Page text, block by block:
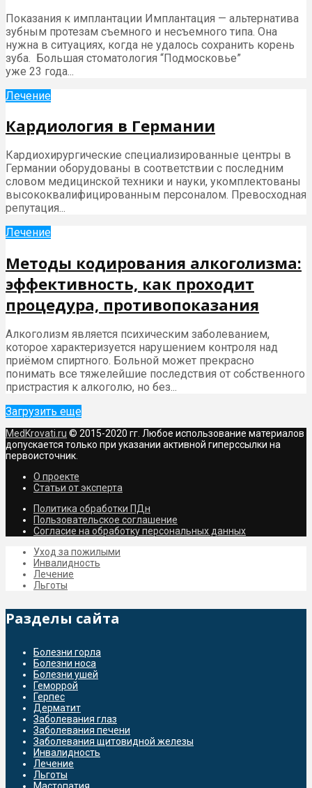
Показания к имплантации Имплантация — альтернатива
зубным протезам съемного и несъемного типа. Она
нужна в ситуациях, когда не удалось сохранить корень
зуба. Большая стоматология “Подмосковье”
уже 23 года...
Лечение
Кардиология в Германии
Кардиохирургические специализированные центры в
Германии оборудованы в соответствии с последним
словом медицинской техники и науки, укомплектованы
высококвалифицированным персоналом. Превосходная
репутация...
Лечение
Методы кодирования алкоголизма:
эффективность, как проходит
процедура, противопоказания
Алкоголизм является психическим заболеванием,
которое характеризуется нарушением контроля над
приёмом спиртного. Больной может прекрасно
понимать все тяжелейшие последствия от собственного
пристрастия к алкоголю, но без...
Загрузить еще
MedKrovati.ru © 2015-2020 гг. Любое использование материалов
допускается только при указании активной гиперссылки на
первоисточник.
О проекте
Статьи от эксперта
Политика обработки ПДн
Пользовательское соглашение
Согласие на обработку персональных данных
Уход за пожилыми
Инвалидность
Лечение
Льготы
Разделы сайта
Болезни горла
Болезни носа
Болезни ушей
Геморрой
Герпес
Дерматит
Заболевания глаз
Заболевания печени
Заболевания щитовидной железы
Инвалидность
Лечение
Льготы